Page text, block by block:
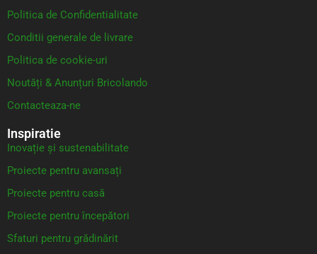
Politica de Confidentialitate
Conditii generale de livrare
Politica de cookie-uri
Noutăți & Anunțuri Bricolando
Contacteaza-ne
Inspiratie
Inovație și sustenabilitate
Proiecte pentru avansați
Proiecte pentru casă
Proiecte pentru începători
Sfaturi pentru grădinărit